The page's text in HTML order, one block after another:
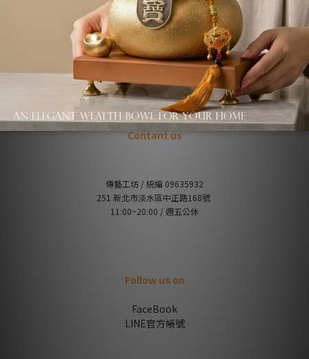
品牌故事
退換貨條款
關於收藏價
Q&A / 常見問題
不會下單嗎？下單教學請點我
Contant us
傳藝工坊 / 統編 09635932
251 新北市淡水區中正路168號
11:00~20:00 / 週五公休
Follow us on
FaceBook
LINE官方帳號